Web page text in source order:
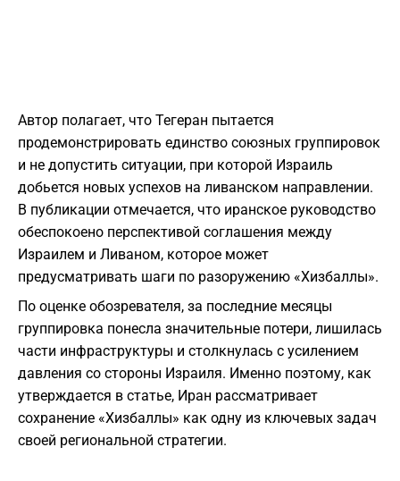
Автор полагает, что Тегеран пытается
продемонстрировать единство союзных группировок
и не допустить ситуации, при которой Израиль
добьется новых успехов на ливанском направлении.
В публикации отмечается, что иранское руководство
обеспокоено перспективой соглашения между
Израилем и Ливаном, которое может
предусматривать шаги по разоружению «Хизбаллы».
По оценке обозревателя, за последние месяцы
группировка понесла значительные потери, лишилась
части инфраструктуры и столкнулась с усилением
давления со стороны Израиля. Именно поэтому, как
утверждается в статье, Иран рассматривает
сохранение «Хизбаллы» как одну из ключевых задач
своей региональной стратегии.